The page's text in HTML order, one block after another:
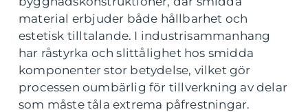
material erbjuder både hållbarhet och
estetisk tilltalande. I industrisammanhang
har råstyrka och slittålighet hos smidda
komponenter stor betydelse, vilket gör
processen oumbärlig för tillverkning av delar
som måste tåla extrema påfrestningar.